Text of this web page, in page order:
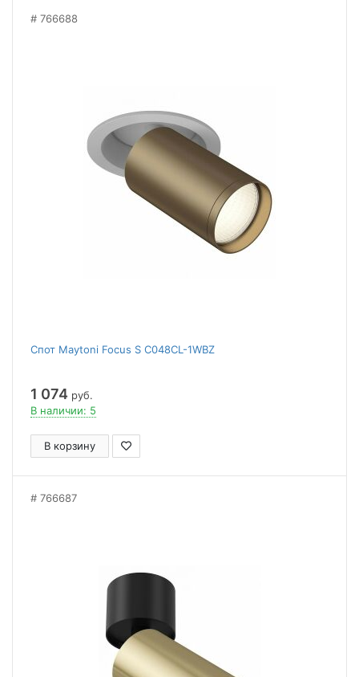
766688
Спот Maytoni Focus S C048CL-1WBZ
1 074 руб.
В наличии: 5
В корзину
766687